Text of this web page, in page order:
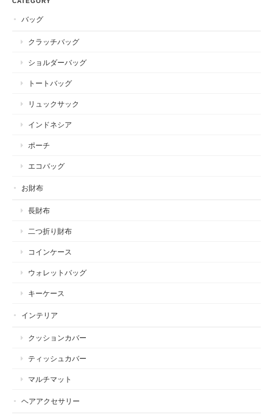
バッグ
クラッチバッグ
ショルダーバッグ
トートバッグ
リュックサック
インドネシア
ポーチ
エコバッグ
お財布
長財布
二つ折り財布
コインケース
ウォレットバッグ
キーケース
インテリア
クッションカバー
ティッシュカバー
マルチマット
ヘアアクセサリー